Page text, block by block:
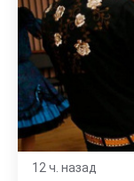
12 ч. назад